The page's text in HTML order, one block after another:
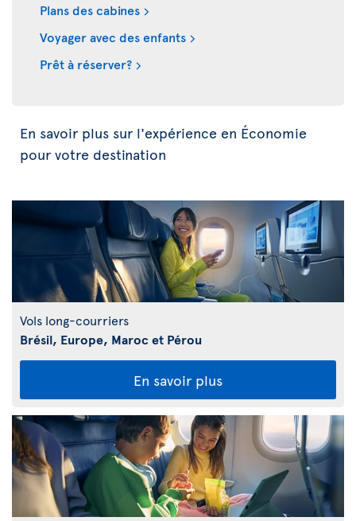
Plans des cabines
Voyager avec des enfants
Prêt à réserver?
En savoir plus sur l'expérience en Économie
pour votre destination
Vols long-courriers
Brésil, Europe, Maroc et Pérou
En savoir plus